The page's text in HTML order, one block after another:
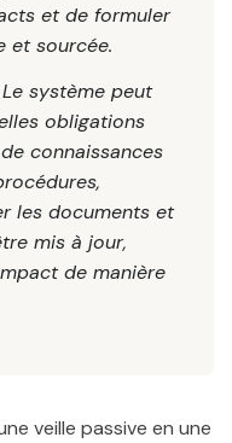
et de formuler
et sourcée.
Le système peut
obligations
connaissances
les documents et
mis à jour,
de manière
veille passive en une